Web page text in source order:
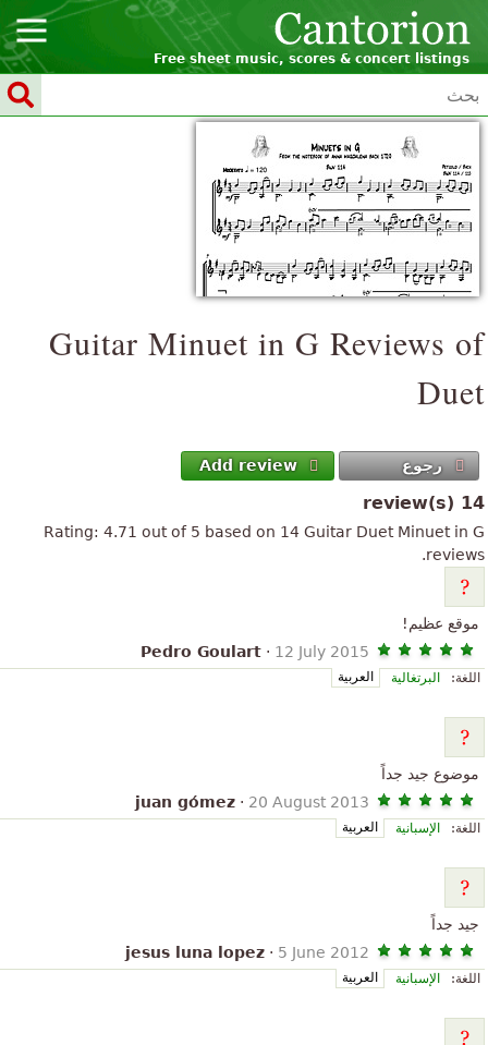
Free sheet music, scores & concert listings
Reviews of
Minuet in G
Guitar
Duet
رجوع Add review
14 review(s)
Minuet in G
Guitar Duet
Rating:4.71 out of 5 based on 14
reviews.
موقع عظيم!
Pedro Goulart · 12 July 2015
اللغة: البرتغالية العربية
موضوع جيد جداً
juan gómez · 20 August 2013
اللغة: الإسبانية العربية
جيد جداً
jesus luna lopez · 5 June 2012
اللغة: الإسبانية العربية